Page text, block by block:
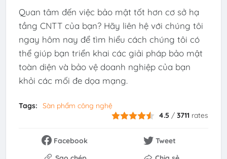
Quan tâm đến việc bảo mật tốt hơn cơ sở hạ
tầng CNTT của bạn? Hãy liên hệ với chúng tôi
ngay hôm nay để tìm hiểu cách chúng tôi có
thể giúp bạn triển khai các giải pháp bảo mật
toàn diện và bảo vệ doanh nghiệp của bạn
khỏi các mối đe dọa mạng.
Tags:
Sàn phẩm công nghệ
4.5 /3711 rates
Facebook
Tweet